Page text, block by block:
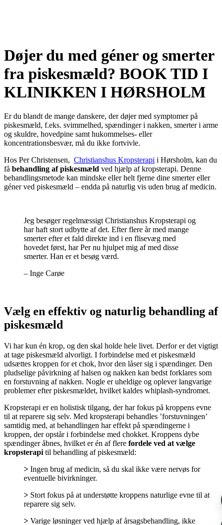
Døjer du med géner og smerter
fra piskesmæld? BOOK TID I
KLINIKKEN I HØRSHOLM
Er du blandt de mange danskere, der døjer med symptomer på
piskesmæld, f.eks. svimmelhed, spændinger i nakken, smerter i arme
og skuldre, hovedpine samt hukommelses- eller
koncentrationsbesvær, må du ikke fortvivle.
Hos Per Christensen, Christianshus Kropsterapi i Hørsholm, kan du
få behandling af piskesmæld ved hjælp af kropsterapi. Denne
behandlingsmetode kan mindske eller helt fjerne dine smerter eller
géner ved piskesmæld – endda på naturlig vis uden brug af medicin.
Jeg besøger regelmæssigt Christianshus Kropsterapi og
har haft stort udbytte af det. Efter flere år med mange
smerter efter et fald direkte ind i en flisevæg med
hovedet først, har Per nu hjulpet mig af med disse
smerter. Han er et besøg værd.
– Inge Carøe
Vælg en effektiv og naturlig behandling af
piskesmæld
Vi har kun én krop, og den skal holde hele livet. Derfor er det vigtigt
at tage piskesmæld alvorligt. I forbindelse med et piskesmæld
udsættes kroppen for et chok, hvor den låser sig i spændinger. Den
pludselige påvirkning af halsen og nakken kan bedst forklares som
en forstuvning af nakken. Nogle er uheldige og oplever langvarige
problemer efter piskesmældet, hvilket kaldes whiplash-syndromet.
Kropsterapi er en holistisk tilgang, der har fokus på kroppens evne
til at reparere sig selv. Med kropsterapi behandles ’forstuvningen’
samtidig med, at behandlingen har effekt på spændingerne i
kroppen, der opstår i forbindelse med chokket. Kroppens dybe
spændinger åbnes, hvilket er én af flere fordele ved at vælge
kropsterapi til behandling af piskesmæld:
> Ingen brug af medicin, så du skal ikke være nervøs for
eventuelle bivirkninger.
> Stort fokus på at understøtte kroppens naturlige evne til at
reparere sig selv.
> Varige løsninger ved hjælp af årsagsbehandling, ikke